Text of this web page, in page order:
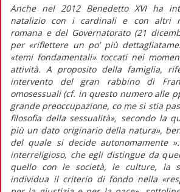
Anche nel 2012 Benedetto XVI ha
natalizio con i cardinali e con altri
romana e del Governatorato (21
per «riflettere un po’ più
«temi fondamentali» toccati nei
attività. A proposito della famiglia,
intervento del gran rabbino di
omosessuali (cf. in questo numero alle
grande preoccupazione, co me si stia
filosofia della sessualità», secondo la
più un dato originario della natura»,
del quale si decide autonomamente
interreligioso, che egli distingue da
quello con le società, le culture, la
individua il criterio di fondo nella